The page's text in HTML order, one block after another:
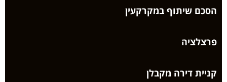
הסכם שיתוף במקרקעין
פרצלציה
קניית דירה מקבלן